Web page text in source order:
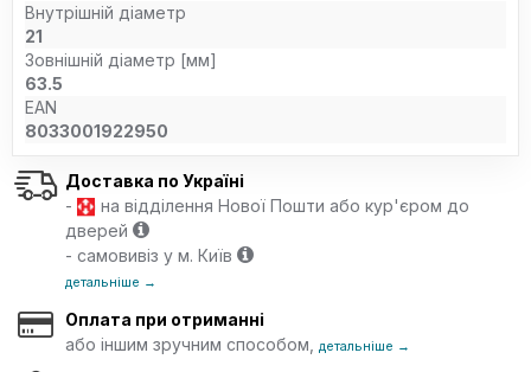
Внутрішній діаметр
21
Зовнішній діаметр [мм]
63.5
EAN
8033001922950
Доставка по Україні
-
на відділення Нової Пошти або кур'єром до
дверей
- самовивіз у м. Київ
детальніше →
Оплата при отриманні
або іншим зручним способом,
детальніше →